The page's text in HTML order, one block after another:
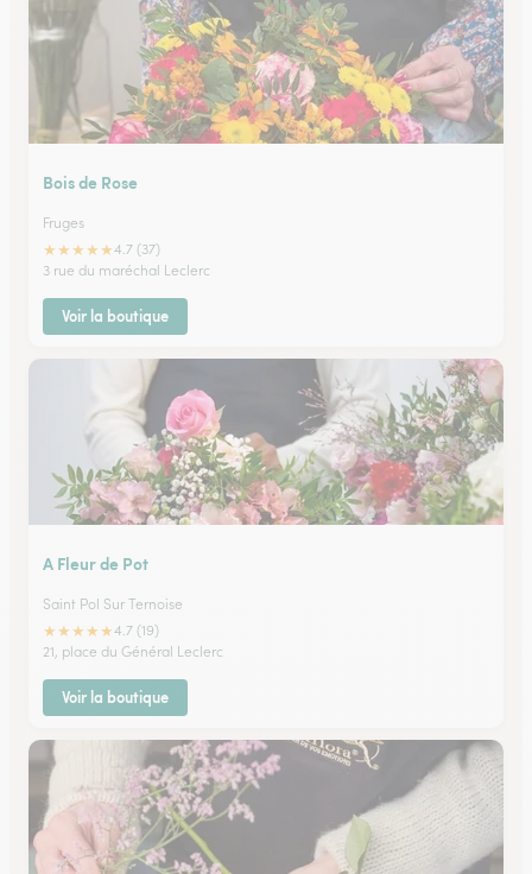
Bois de Rose
Fruges
★★★★★4.7 (37)
3 rue du maréchal Leclerc
Voir la boutique
A Fleur de Pot
Saint Pol Sur Ternoise
★★★★★4.7 (19)
21, place du Général Leclerc
Voir la boutique